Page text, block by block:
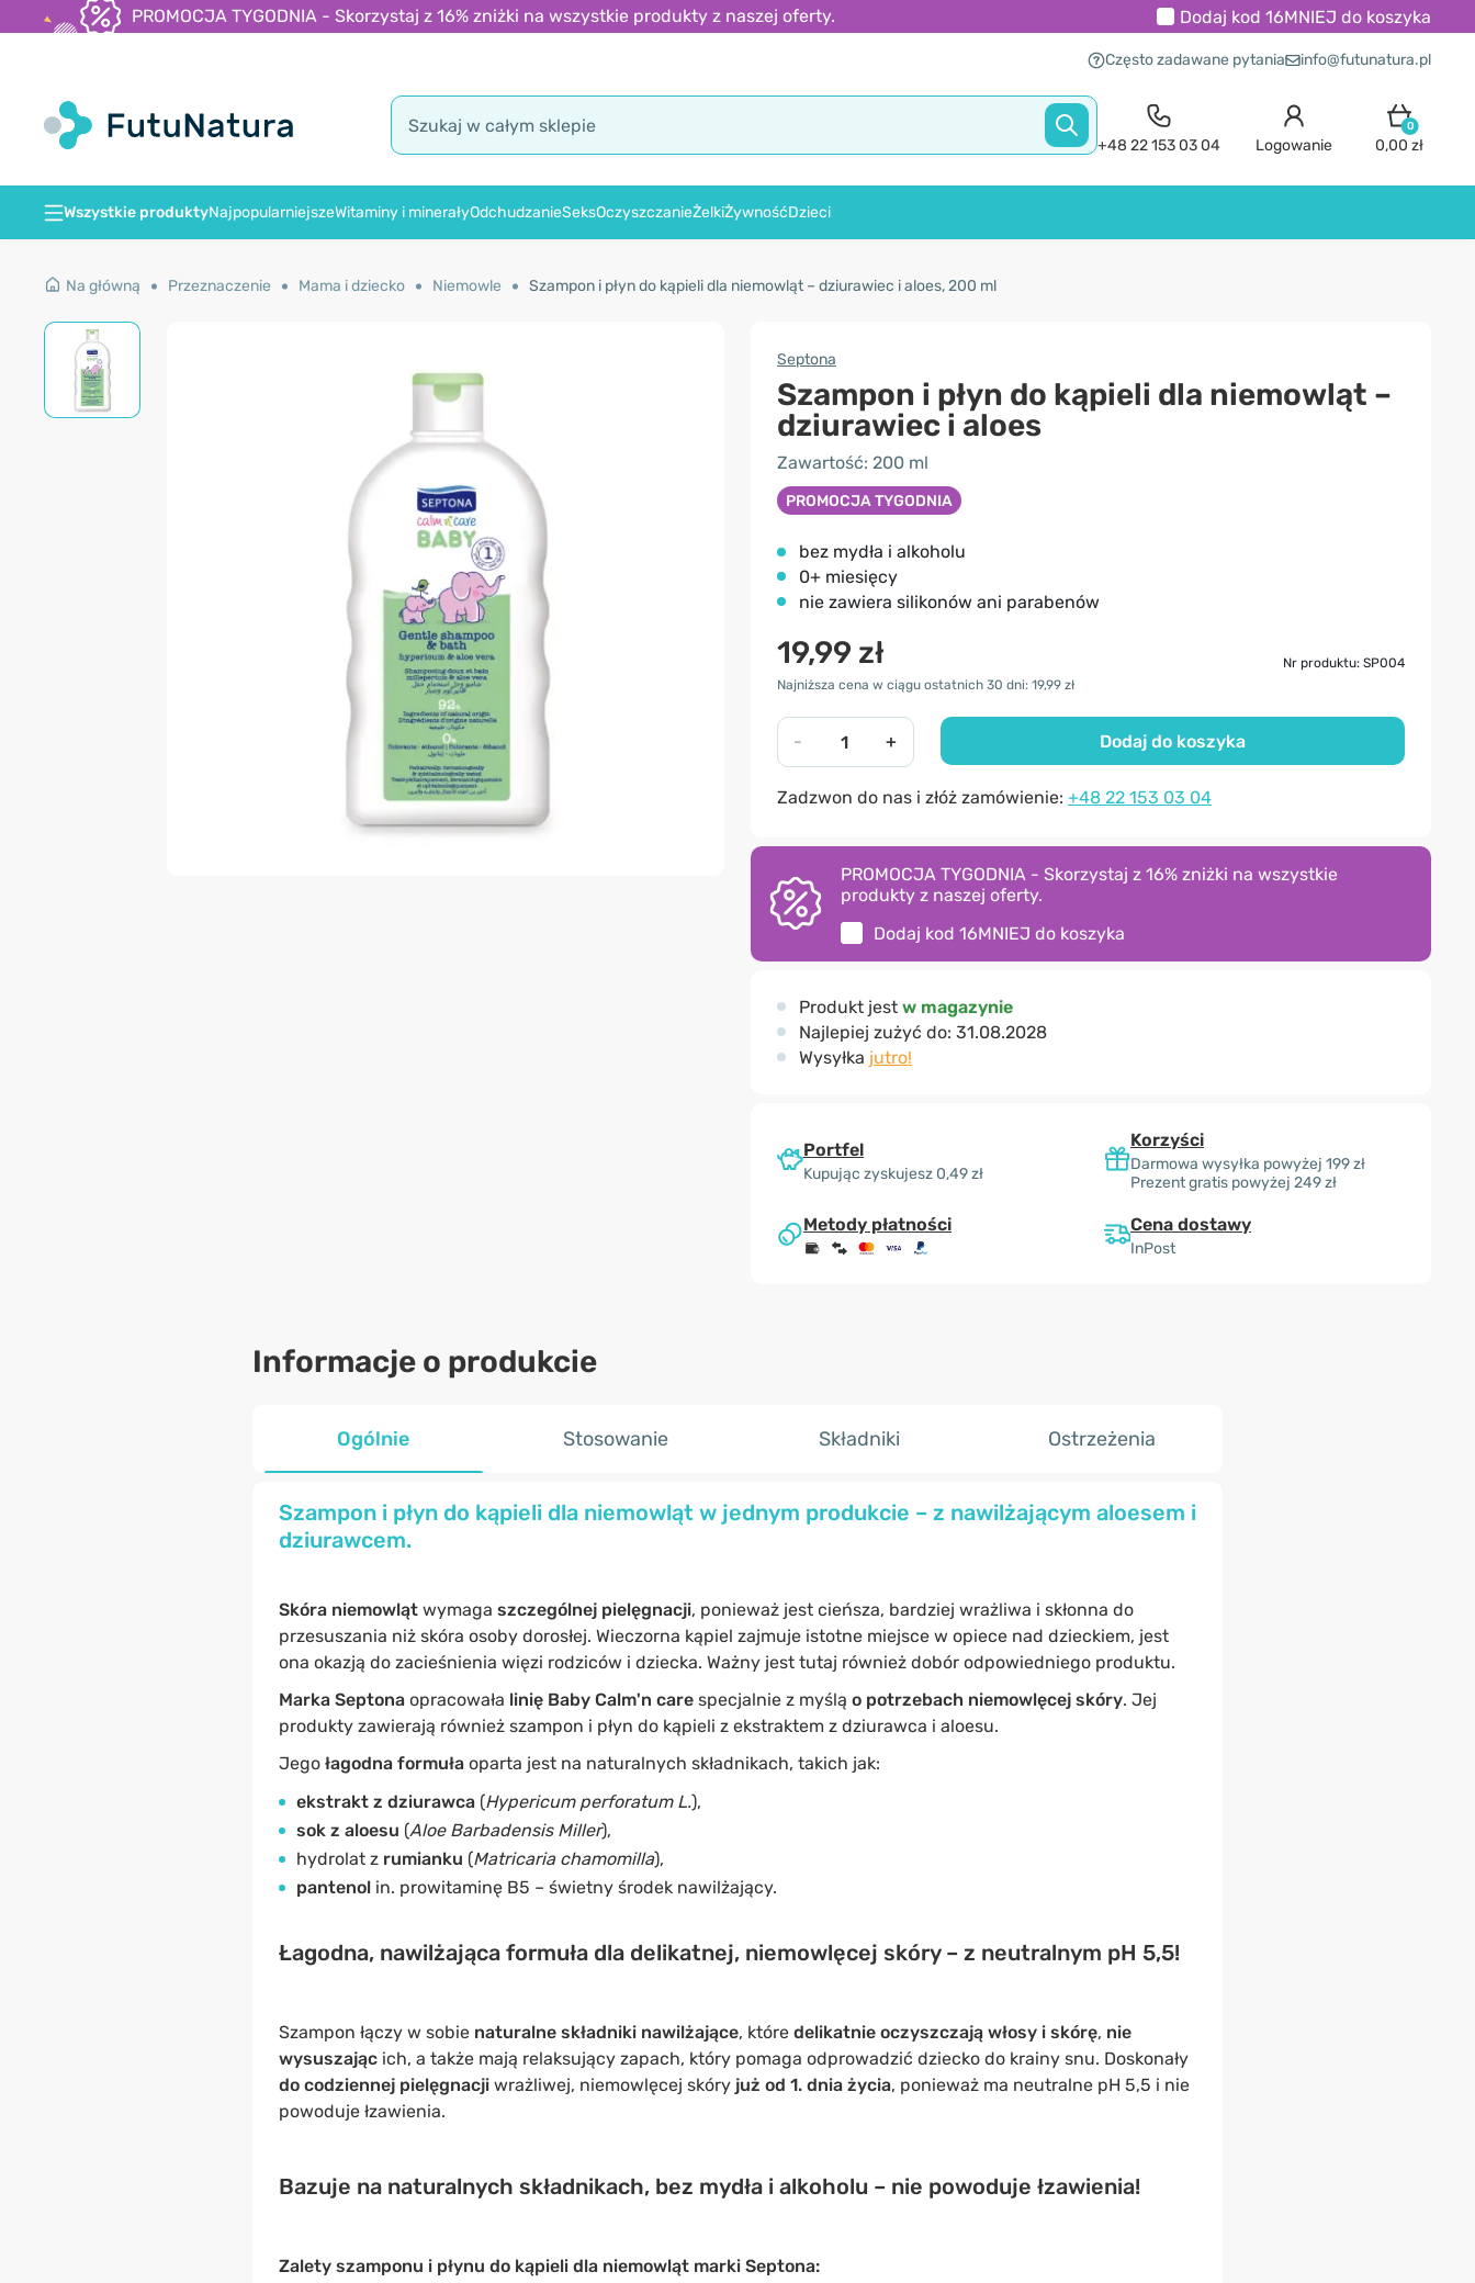
PROMOCJA TYGODNIA - Skorzystaj z 16% zniżki na wszystkie produkty z naszej oferty. Dodaj kod 16MNIEJ do koszyka
Często zadawane pytania info@futunatura.pl
+48 22 153 03 04 Logowanie
0
0,00 zł
Wszystkie produktyNajpopularniejszeWitaminy i minerałyOdchudzanieSeksOczyszczanieŻelkiŻywnośćDzieci
Na główną Przeznaczenie Mama i dziecko Niemowle Szampon i płyn do kąpieli dla niemowląt – dziurawiec i aloes, 200 ml
Septona
Szampon i płyn do kąpieli dla niemowląt –
dziurawiec i aloes
Zawartość: 200 ml
PROMOCJA TYGODNIA
bez mydła i alkoholu
0+ miesięcy
nie zawiera silikonów ani parabenów
19,99 zł
Nr produktu: SP004
Najniższa cena w ciągu ostatnich 30 dni: 19,99 zł
- + Dodaj do koszyka
Zadzwon do nas i złóż zamówienie: +48 22 153 03 04
PROMOCJA TYGODNIA - Skorzystaj z 16% zniżki na wszystkie
produkty z naszej oferty.
Dodaj kod 16MNIEJ do koszyka
Produkt jest w magazynie
Najlepiej zużyć do: 31.08.2028
Wysyłka jutro!
Portfel
Kupując zyskujesz 0,49 zł
Korzyści
Darmowa wysyłka powyżej 199 zł
Prezent gratis powyżej 249 zł
Metody płatności Cena dostawy
InPost
Informacje o produkcie
Ogólnie Stosowanie Składniki Ostrzeżenia
Szampon i płyn do kąpieli dla niemowląt w jednym produkcie – z nawilżającym aloesem i
dziurawcem.
Skóra niemowlątwymaga szczególnej pielęgnacji, ponieważ jest cieńsza, bardziej wrażliwa i skłonna do
przesuszania niż skóra osoby dorosłej. Wieczorna kąpiel zajmuje istotne miejsce w opiece nad dzieckiem, jest
ona okazją do zacieśnienia więzi rodziców i dziecka. Ważny jest tutaj również dobór odpowiedniego produktu.
Marka Septonaopracowała linię Baby Calm'n carespecjalnie z myślą o potrzebach niemowlęcej skóry. Jej
produkty zawierają również szampon i płyn do kąpieli z ekstraktem z dziurawca i aloesu.
Jego łagodna formułaoparta jest na naturalnych składnikach, takich jak:
ekstrakt z dziurawca(Hypericum perforatum L.),
sok z aloesu (Aloe Barbadensis Miller),
hydrolat z rumianku (Matricaria chamomilla),
pantenolin. prowitaminę B5 – świetny środek nawilżający.
Łagodna, nawilżająca formuła dla delikatnej, niemowlęcej skóry – z neutralnym pH 5,5!
Szampon łączy w sobie naturalne składniki nawilżające, które delikatnie oczyszczają włosy i skórę, nie
wysuszającich, a także mają relaksujący zapach, który pomaga odprowadzić dziecko do krainy snu. Doskonały
do codziennej pielęgnacjiwrażliwej, niemowlęcej skóry już od 1. dnia życia, ponieważ ma neutralne pH 5,5 i nie
powoduje łzawienia.
Bazuje na naturalnych składnikach, bez mydła i alkoholu – nie powoduje łzawienia!
Zalety szamponu i płynu do kąpieli dla niemowląt marki Septona: